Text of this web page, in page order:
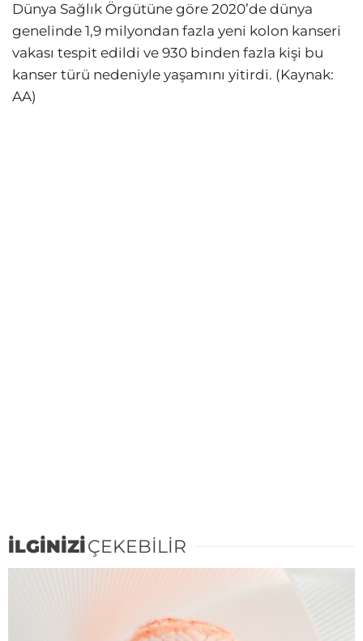
Dünya Sağlık Örgütüne göre 2020’de dünya
genelinde 1,9 milyondan fazla yeni kolon kanseri
vakası tespit edildi ve 930 binden fazla kişi bu
kanser türü nedeniyle yaşamını yitirdi. (Kaynak:
AA)
İLGİNİZİÇEKEBİLİR